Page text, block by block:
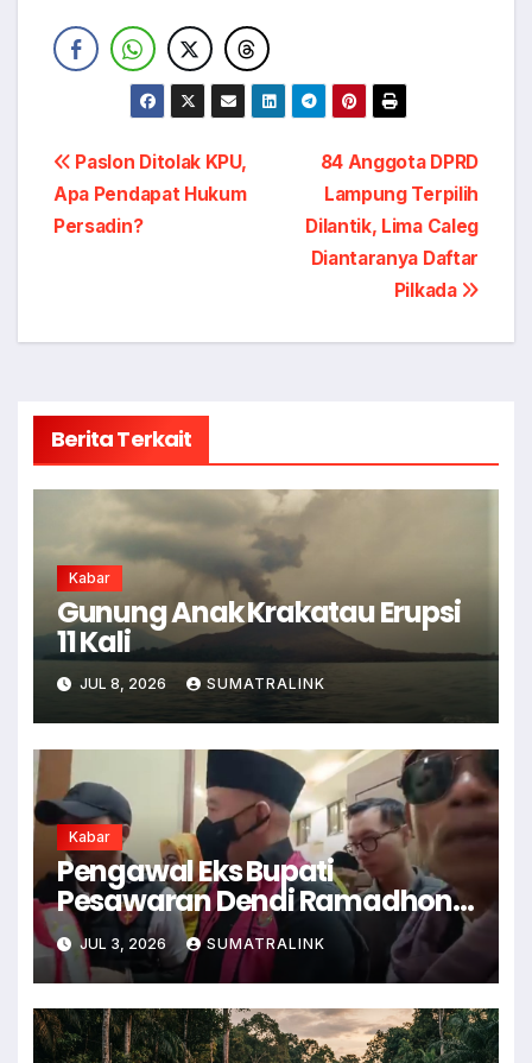
Navigasi
pos
84 Anggota DPRD
Lampung Terpilih
Dilantik, Lima Caleg
Diantaranya Daftar
Pilkada
Paslon Ditolak KPU,
Apa Pendapat Hukum
Persadin?
Berita Terkait
Kabar
Gunung Anak Krakatau Erupsi
11 Kali
JUL 8, 2026 SUMATRALINK
Kabar
Pengawal Eks Bupati
Pesawaran Dendi Ramadhona
Pukul Kamera Wartawan
JUL 3, 2026 SUMATRALINK